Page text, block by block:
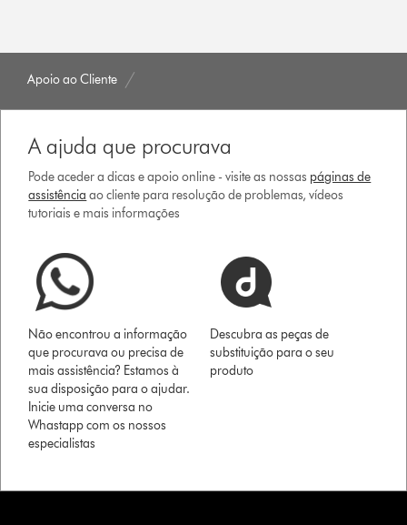
Apoio ao Cliente
A ajuda que procurava
Pode aceder a dicas e apoio online - visite as nossas páginas de
assistência ao cliente para resolução de problemas, vídeos
tutoriais e mais informações
Não encontrou a informação
que procurava ou precisa de
mais assistência? Estamos à
sua disposição para o ajudar.
Inicie uma conversa no
Whastapp com os nossos
especialistas
Descubra as peças de
substituição para o seu
produto